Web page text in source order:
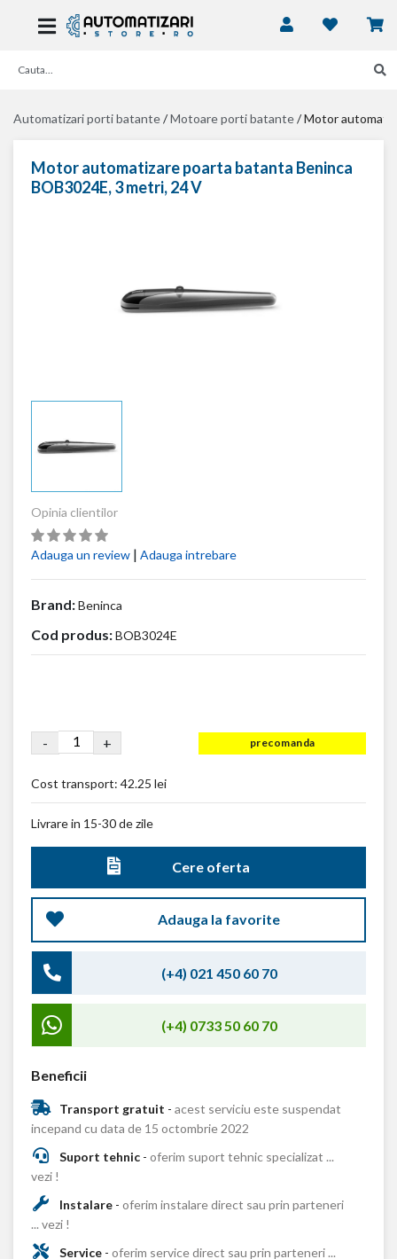
Automatizari porti batante/Motoare porti batante/Motor
Motor automatizare poarta batanta Beninca
BOB3024E, 3 metri, 24 V
Opinia clientilor
Adauga un review | Adauga intrebare
Brand:Beninca
Cod produs:BOB3024E
- + precomanda
Cost transport: 42.25 lei
Livrare in 15-30 de zile
Cere oferta
Adauga la favorite
(+4) 021 450 60 70
(+4) 0733 50 60 70
Beneficii
Transport gratuit - acest serviciu este suspendat
incepand cu data de 15 octombrie 2022
Suport tehnic- oferim suport tehnic specializat ...
vezi !
Instalare- oferim instalare direct sau prin parteneri
... vezi !
Service- oferim service direct sau prin parteneri ...